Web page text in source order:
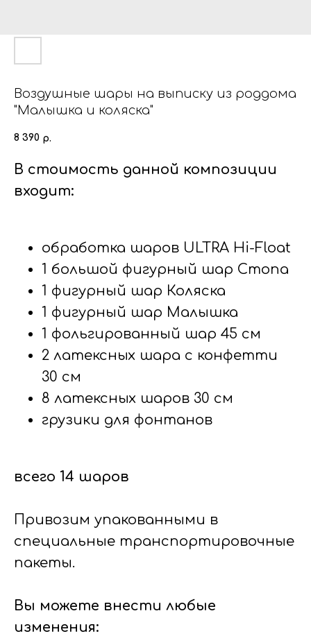
Воздушные шары на выписку из роддома
"Малышка и коляска"
8 390 р.
В стоимость данной композиции
входит:
обработка шаров ULTRA Hi-Float
1 большой фигурный шар Стопа
1 фигурный шар Коляска
1 фигурный шар Малышка
1 фольгированный шар 45 см
2 латексных шара с конфетти
30 см
8 латексных шаров 30 см
грузики для фонтанов
всего 14 шаров
Привозим упакованными в
специальные транспортировочные
пакеты.
Вы можете внести любые
изменения: